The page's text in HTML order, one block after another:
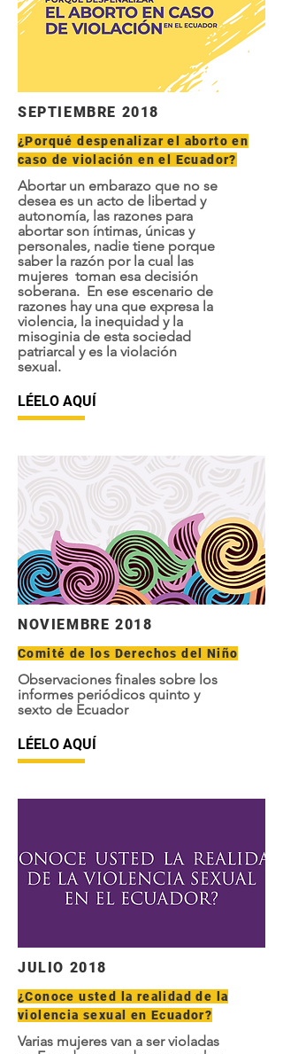
SEPTIEMBRE 2018
¿Porqué despenalizar el aborto en
caso de violación en el Ecuador?
Abortar un embarazo que no se
desea es un acto de libertad y
autonomía, las razones para
abortar son íntimas, únicas y
personales, nadie tiene porque
saber la razón por la cual las
mujeres toman esa decisión
soberana. En ese escenario de
razones hay una que expresa la
violencia, la inequidad y la
misoginia de esta sociedad
patriarcal y es la violación
sexual.
LÉELO AQUÍ
NOVIEMBRE 2018
Comité de los Derechos del Niño
Observaciones finales sobre los
informes periódicos quinto y
sexto de Ecuador
LÉELO AQUÍ
JULIO 2018
¿Conoce usted la realidad de la
violencia sexual en Ecuador?
Varias mujeres van a ser violadas